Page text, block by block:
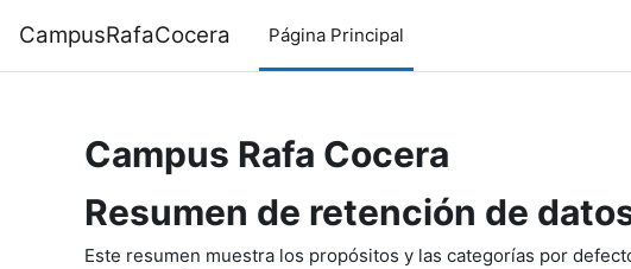
CampusRafaCocera Página Principal
Campus Rafa Cocera
Resumen de retención de
Este resumen muestra los propósitos y las categorías por